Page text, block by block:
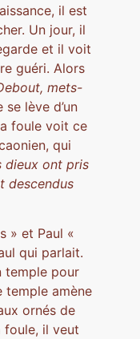
il est
Un jour, il
et il voit
guéri. Alors
mets-
se lève d’un
foule voit ce
qui
dieux ont pris
descendus
» et Paul «
qui parlait.
temple pour
temple amène
ornés de
foule, il veut